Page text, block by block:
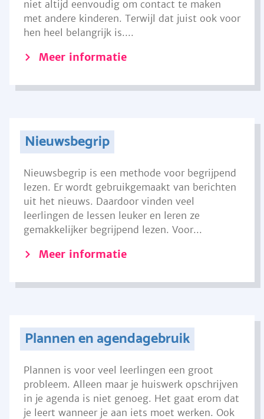
niet altijd eenvoudig om contact te maken
met andere kinderen. Terwijl dat juist ook voor
hen heel belangrijk is....
Meer informatie
Nieuwsbegrip
Nieuwsbegrip is een methode voor begrijpend
lezen. Er wordt gebruikgemaakt van berichten
uit het nieuws. Daardoor vinden veel
leerlingen de lessen leuker en leren ze
gemakkelijker begrijpend lezen. Voor...
Meer informatie
Plannen en agendagebruik
Plannen is voor veel leerlingen een groot
probleem. Alleen maar je huiswerk opschrijven
in je agenda is niet genoeg. Het gaat erom dat
je leert wanneer je aan iets moet werken. Ook